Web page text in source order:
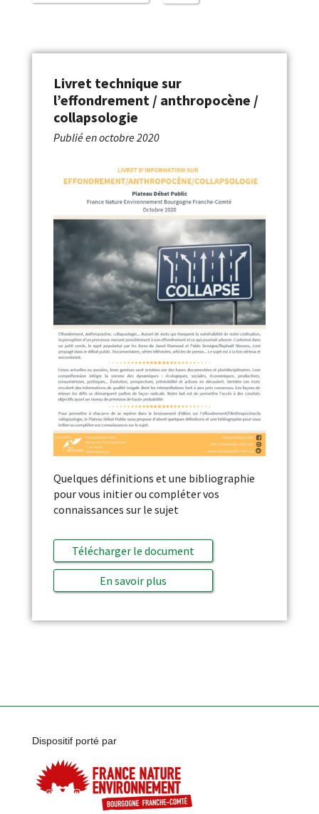
Livret technique sur
l’effondrement / anthropocène /
collapsologie
Publié enoctobre 2020
Quelques définitions et une bibliographie
pour vous initier ou compléter vos
connaissances sur le sujet
Télécharger le document
En savoir plus
Dispositif porté par